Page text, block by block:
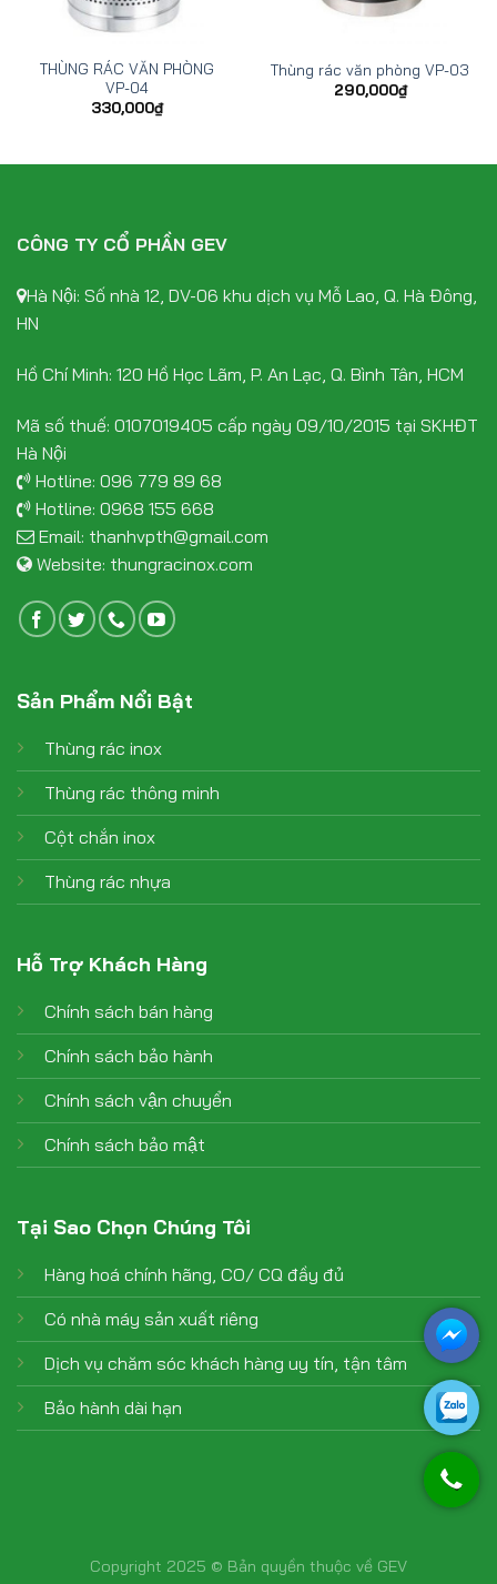
THÙNG RÁC VĂN PHÒNG
VP-04
330,000₫
Thùng rác văn phòng VP-03
290,000₫
CÔNG TY CỔ PHẦN GEV
Hà Nội: Số nhà 12, DV-06 khu dịch vụ Mỗ Lao, Q. Hà Đông,
HN
Hồ Chí Minh: 120 Hồ Học Lãm, P. An Lạc, Q. Bình Tân, HCM
Mã số thuế: 0107019405 cấp ngày 09/10/2015 tại SKHĐT
Hà Nội
Hotline: 096 779 89 68
Hotline: 0968 155 668
Email: thanhvpth@gmail.com
Website: thungracinox.com
Sản Phẩm Nổi Bật
Thùng rác inox
Thùng rác thông minh
Cột chắn inox
Thùng rác nhựa
Hỗ Trợ Khách Hàng
Chính sách bán hàng
Chính sách bảo hành
Chính sách vận chuyển
Chính sách bảo mật
Tại Sao Chọn Chúng Tôi
Hàng hoá chính hãng, CO/ CQ đầy đủ
Có nhà máy sản xuất riêng
Dịch vụ chăm sóc khách hàng uy tín, tận tâm
Bảo hành dài hạn
Copyright 2025 © Bản quyền thuộc về GEV